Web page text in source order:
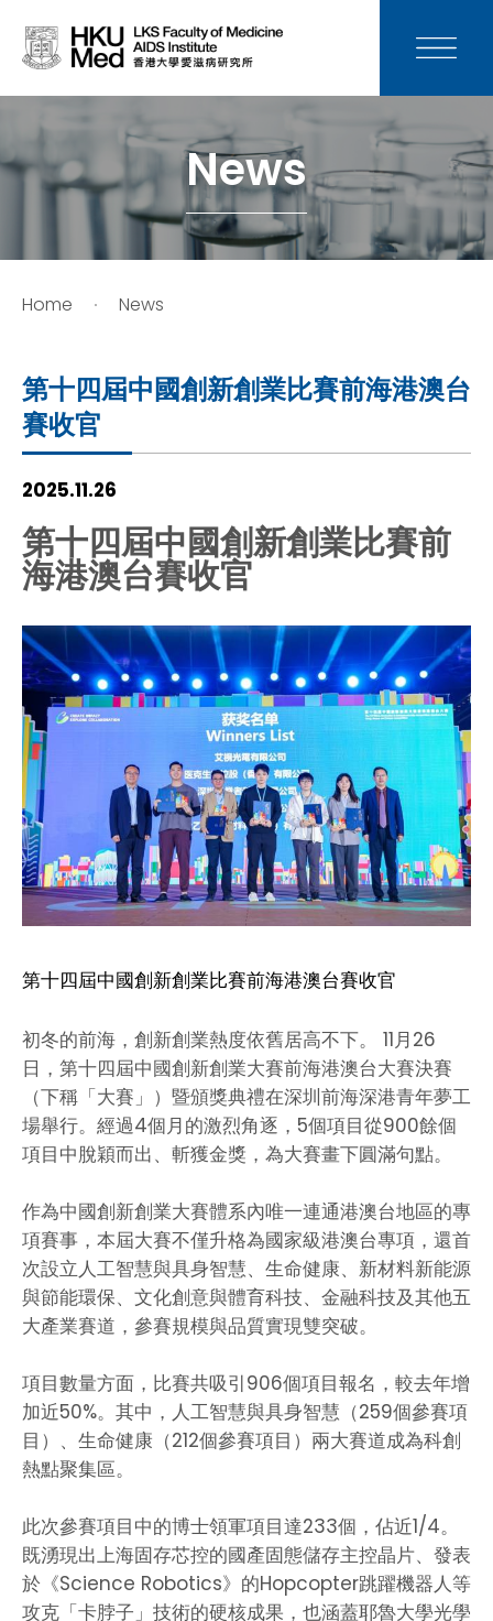
News
Home News
第十四屆中國創新創業比賽前海港澳台
賽收官
2025.11.26
第十四屆中國創新創業比賽前
海港澳台賽收官
第十四屆中國創新創業比賽前海港澳台賽收官
初冬的前海，創新創業熱度依舊居高不下。 11月26
日，第十四屆中國創新創業大賽前海港澳台大賽決賽
（下稱「大賽」）暨頒獎典禮在深圳前海深港青年夢工
場舉行。經過4個月的激烈角逐，5個項目從900餘個
項目中脫穎而出、斬獲金獎，為大賽畫下圓滿句點。
作為中國創新創業大賽體系內唯一連通港澳台地區的專
項賽事，本屆大賽不僅升格為國家級港澳台專項，還首
次設立人工智慧與具身智慧、生命健康、新材料新能源
與節能環保、文化創意與體育科技、金融科技及其他五
大產業賽道，參賽規模與品質實現雙突破。
項目數量方面，比賽共吸引906個項目報名，較去年增
加近50%。其中，人工智慧與具身智慧（259個參賽項
目）、生命健康（212個參賽項目）兩大賽道成為科創
熱點聚集區。
此次參賽項目中的博士領軍項目達233個，佔近1/4。
既湧現出上海固存芯控的國產固態儲存主控晶片、發表
於《Science Robotics》的Hopcopter跳躍機器人等
攻克「卡脖子」技術的硬核成果，也涵蓋耶魯大學光學
News
Media
Donation
Careers
Teaching
Service
HIV / AIDS
Knowledge Exchange
Facility